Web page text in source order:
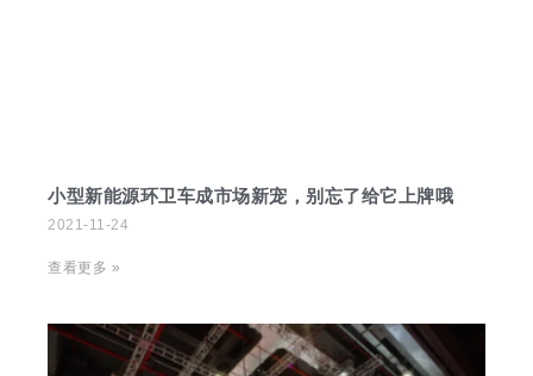
小型新能源环卫车成市场新宠，别忘了给它上牌哦
2021-11-24
查看更多 »